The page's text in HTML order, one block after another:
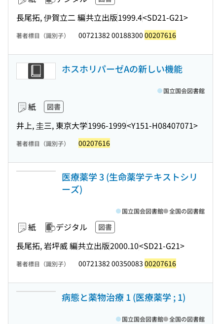
長尾拓, 伊賀立二 編共立出版1999.4<SD21-G21>
著者標目（識別子） 00721382 00188300 00207616
ホスホリパーゼAの新しい機能
紙 図書
井上, 圭三, 東京大学1996-1999<Y151-H08407071>
国立国会図書館
著者標目（識別子） 00207616
医療薬学 3 (生命薬学テキストシリ
ーズ)
紙 デジタル 図書
長尾拓, 岩坪威 編共立出版2000.10<SD21-G21>
国立国会図書館 全国の図書館
著者標目（識別子） 00721382 00350083 00207616
病態と薬物治療 1 (医療薬学 ; 1)
国立国会図書館 全国の図書館